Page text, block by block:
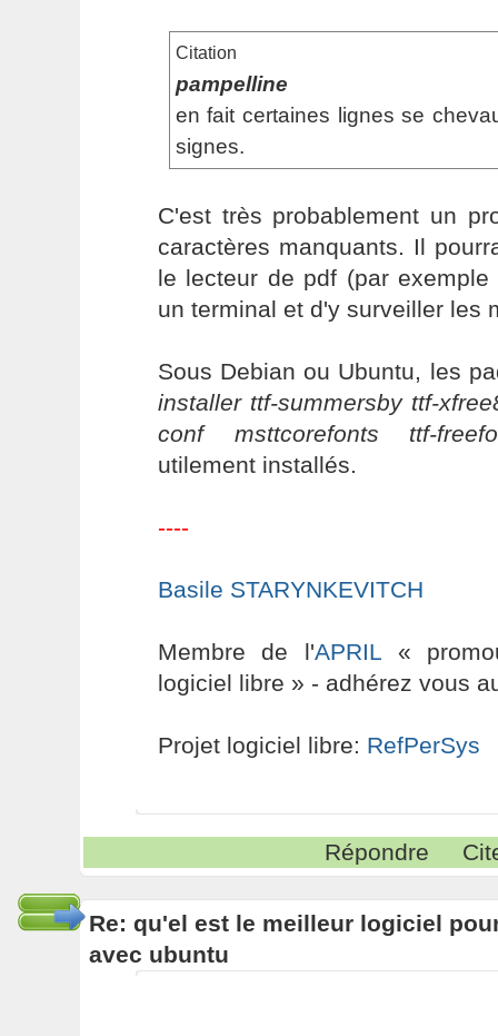
Citation
pampelline
en fait certaines lignes se
signes.
C'est très probablement un
caractères manquants. Il
le lecteur de pdf (par
un terminal et d'y surveiller les
Sous Debian ou Ubuntu, les
installer ttf-summersby ttf-
conf msttcorefonts ttf-
utilement installés.
----
Basile STARYNKEVITCH
Membre de l'APRIL «
logiciel libre » - adhérez vous
Projet logiciel libre: RefPerSys
Répondre
Re: qu'el est le meilleur logiciel
avec ubuntu